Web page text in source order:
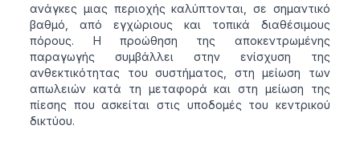
ανάγκες μιας περιοχής καλύπτονται, σε σημαντικό
βαθμό, από εγχώριους και τοπικά διαθέσιμους
πόρους. Η προώθηση της αποκεντρωμένης
παραγωγής συμβάλλει στην ενίσχυση της
ανθεκτικότητας του συστήματος, στη μείωση των
απωλειών κατά τη μεταφορά και στη μείωση της
πίεσης που ασκείται στις υποδομές του κεντρικού
δικτύου.